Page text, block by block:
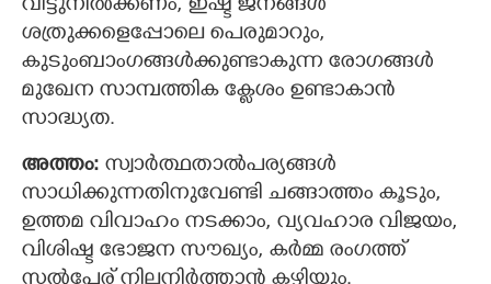
വിട്ടുനില്‍ക്കണം, ഇഷ്ട ജനങ്ങള്‍
ശത്രുക്കളെപ്പോലെ പെരുമാറും,
കുടുംബാംഗങ്ങള്‍ക്കുണ്ടാകുന്ന രോഗങ്ങള്‍
മുഖേന സാമ്പത്തിക ക്ലേശം ഉണ്ടാകാന്‍
സാദ്ധ്യത.
അത്തം: സ്വാര്‍ത്ഥതാല്‍പര്യങ്ങള്‍
സാധിക്കുന്നതിനുവേണ്ടി ചങ്ങാത്തം കൂടും,
ഉത്തമ വിവാഹം നടക്കാം, വ്യവഹാര വിജയം,
വിശിഷ്ട ഭോജന സൗഖ്യം, കര്‍മ്മ രംഗത്ത്